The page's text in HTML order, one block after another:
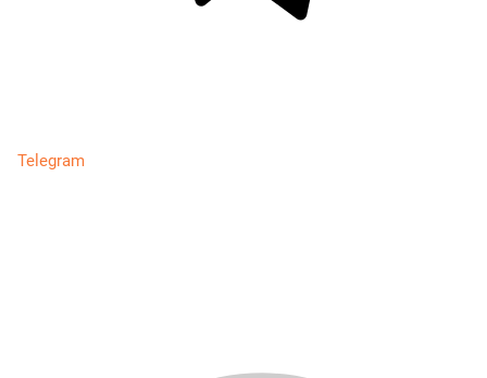
Telegram